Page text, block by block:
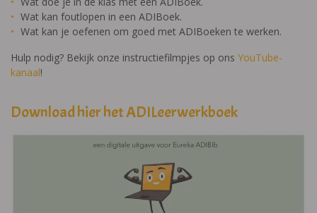
Wat kan foutlopen in een ADIBoek.
Wat kan je oefenen om goed met ADIBoeken te werken.
Hulp nodig? Bekijk onze instructiefilmpjes op ons YouTube-
kanaal!
Download hier het ADILeerwerkboek